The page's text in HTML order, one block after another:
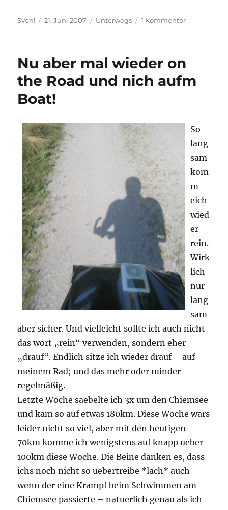
Autor
Sven!
Veröffentlicht
21. Juni 2007 Kategorien
Unterwegs 1 Kommentarzu
Woche!
Nu aber mal wieder on
the Road und nich aufm
Boat!
So
lang
sam
kom
m
eich
wied
er
rein.
Wirk
lich
nur
lang
sam
aber sicher. Und vielleicht sollte ich auch nicht
das wort „rein“ verwenden, sondern eher
„drauf“. Endlich sitze ich wieder drauf – auf
meinem Rad; und das mehr oder minder
regelmäßig.
Letzte Woche saebelte ich 3x um den Chiemsee
und kam so auf etwas 180km. Diese Woche wars
leider nicht so viel, aber mit den heutigen
70km komme ich wenigstens auf knapp ueber
100km diese Woche. Die Beine danken es, dass
ichs noch nicht so uebertreibe *lach* auch
wenn der eine Krampf beim Schwimmen am
Chiemsee passierte – natuerlich genau als ich